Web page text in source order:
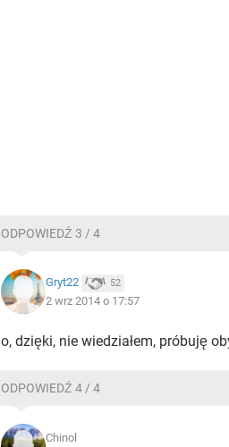
ODPOWIEDŹ 3 / 4
Gryt22 52
2 wrz 2014 o 17:57
o, dzięki, nie wiedziałem, próbuję
ODPOWIEDŹ 4 / 4
Chinol